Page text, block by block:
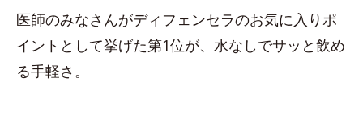
医師のみなさんがディフェンセラのお気に入りポ
イントとして挙げた第1位が、水なしでサッと飲め
る手軽さ。